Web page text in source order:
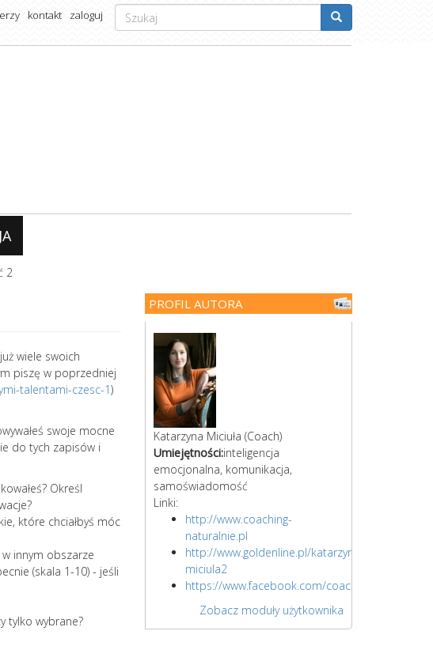
Formularz
wyszukiwania
Szukaj
kontakt zaloguj
2
wiele swoich
piszę w poprzedniej
talentami-czesc-1)
swoje mocne
do tych zapisów i
Określ
które chciałbyś móc
innym obszarze
(skala 1-10) - jeśli
tylko wybrane?
PROFIL AUTORA
Katarzyna Miciuła (Coach)
Umiejętności:inteligencja
emocjonalna, komunikacja,
samoświadomość
Linki:
http://www.coaching-
naturalnie.pl
http://www.goldenline.pl/katarzyna-
miciula2
https://www.facebook.com/coachingzdrowia1
Zobacz moduły użytkownika